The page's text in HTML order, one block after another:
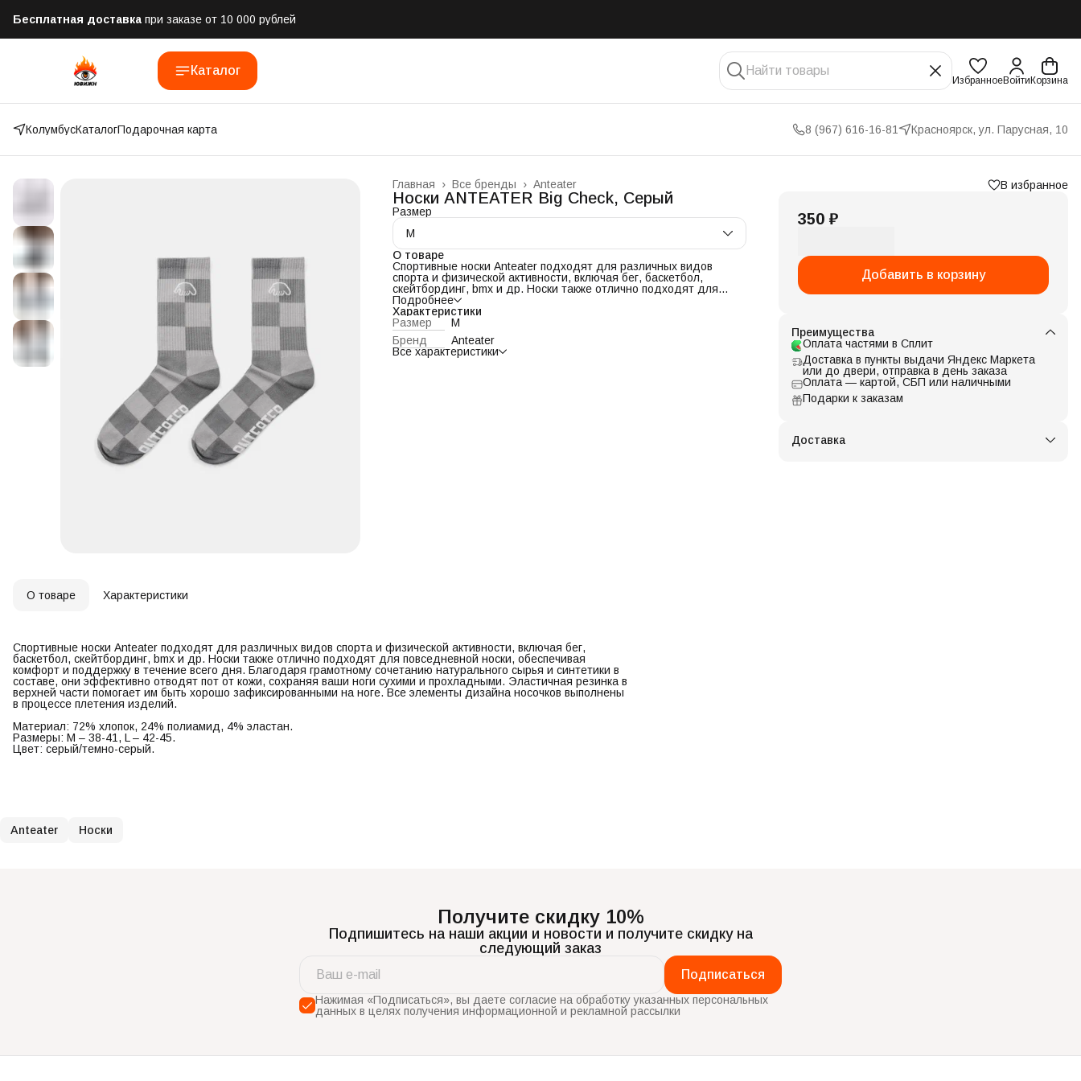
Бесплатная доставка при заказе от 10 000 рублей
Отправим заказ в течении часа после оформления
Каталог
ИзбранноеВойти Корзина
КолумбусКаталогПодарочная карта 8 (967) 616-16-81 Красноярск, ул. Парусная, 10
Anteater
Все бренды ›
Главная ›
Носки ANTEATER Big Check, Серый
Размер
M
О товаре
Спортивные носки Anteater подходят для различных видов
спорта и физической активности, включая бег, баскетбол,
скейтбординг, bmx и др. Носки также отлично подходят для
повседневной носки, обеспечивая комфорт и поддержку в
течение всего дня. Благодаря грамотному сочетанию
натурального сырья и синтетики в составе, они эффективно
отводят пот от кожи, сохраняя ваши ноги сухими и прохладными.
Эластичная резинка в верхней части помогает им быть хорошо
зафиксированными на ноге. Все элементы дизайна носочков
Подробнее
Характеристики
Размер
M
Бренд
Anteater
Все характеристики
В избранное
350 ₽
Добавить в корзину
Преимущества
Оплата частями в Сплит
Доставка в пункты выдачи Яндекс Маркета
или до двери, отправка в день заказа
Оплата — картой, СБП или наличными
Подарки к заказам
Доставка
О товаре Характеристики
Спортивные носки Anteater подходят для различных видов спорта и физической активности, включая бег,
баскетбол, скейтбординг, bmx и др. Носки также отлично подходят для повседневной носки, обеспечивая
комфорт и поддержку в течение всего дня. Благодаря грамотному сочетанию натурального сырья и синтетики в
составе, они эффективно отводят пот от кожи, сохраняя ваши ноги сухими и прохладными. Эластичная резинка в
верхней части помогает им быть хорошо зафиксированными на ноге. Все элементы дизайна носочков выполнены
в процессе плетения изделий.
Материал: 72% хлопок, 24% полиамид, 4% эластан.
Размеры: M – 38-41, L – 42-45.
Цвет: серый/темно-серый.
Anteater Носки
Получите скидку 10%
Подпишитесь на наши акции и новости и получите скидку на
следующий заказ
Подписаться
Нажимая «Подписаться», вы даете согласие на обработку указанных персональных
данных в целях получения информационной и рекламной рассылки